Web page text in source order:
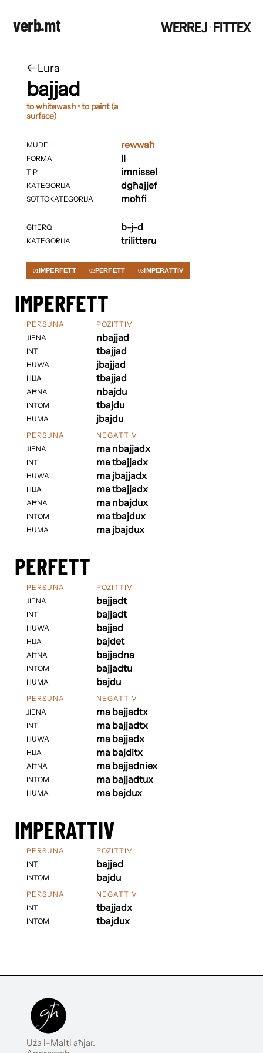
verb.mt WERREJ·FITTEX
← ​​Lura
bajjad
to whitewash • to paint (a
surface)
MUDELL
FORMA
TIP
KATEGORIJA
SOTTOKATEGORIJA
GĦERQ
KATEGORIJA
rewwaħ
II
imnissel
dgħajjef
moħfi
b-j-d
trilitteru
01IMPERFETT 02PERFETT 03IMPERATTIV
IMPERFETT
PERSUNA
JIENA
INTI
HUWA
HIJA
AĦNA
INTOM
HUMA
POŻITTIV
nbajjad
tbajjad
jbajjad
tbajjad
nbajdu
tbajdu
jbajdu
PERSUNA
JIENA
INTI
HUWA
HIJA
AĦNA
INTOM
HUMA
NEGATTIV
ma nbajjadx
ma tbajjadx
ma jbajjadx
ma tbajjadx
ma nbajdux
ma tbajdux
ma jbajdux
PERFETT
PERSUNA
JIENA
INTI
HUWA
HIJA
AĦNA
INTOM
HUMA
POŻITTIV
bajjadt
bajjadt
bajjad
bajdet
bajjadna
bajjadtu
bajdu
PERSUNA
JIENA
INTI
HUWA
HIJA
AĦNA
INTOM
HUMA
NEGATTIV
ma bajjadtx
ma bajjadtx
ma bajjadx
ma bajditx
ma bajjadniex
ma bajjadtux
ma bajdux
IMPERATTIV
PERSUNA
INTI
INTOM
POŻITTIV
bajjad
bajdu
PERSUNA
INTI
INTOM
NEGATTIV
tbajjadx
tbajdux
Uża l-Malti aħjar.